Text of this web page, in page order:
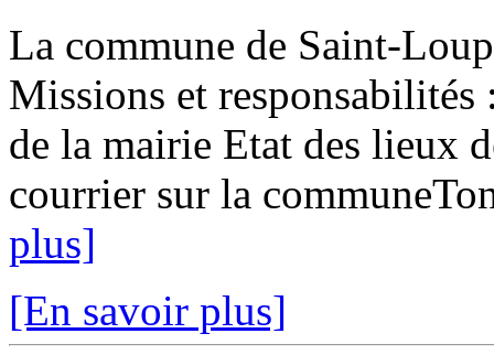
La commune de Saint-
Missions et responsabilités
de la mairie Etat des lieux
courrier sur la
plus]
[En savoir plus]